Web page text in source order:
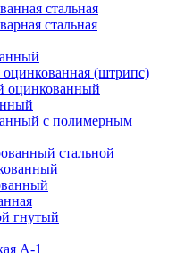
стальная
стальная
оцинкованная (штрипс)
оцинкованный
с полимерным
стальной
гнутый
А-1